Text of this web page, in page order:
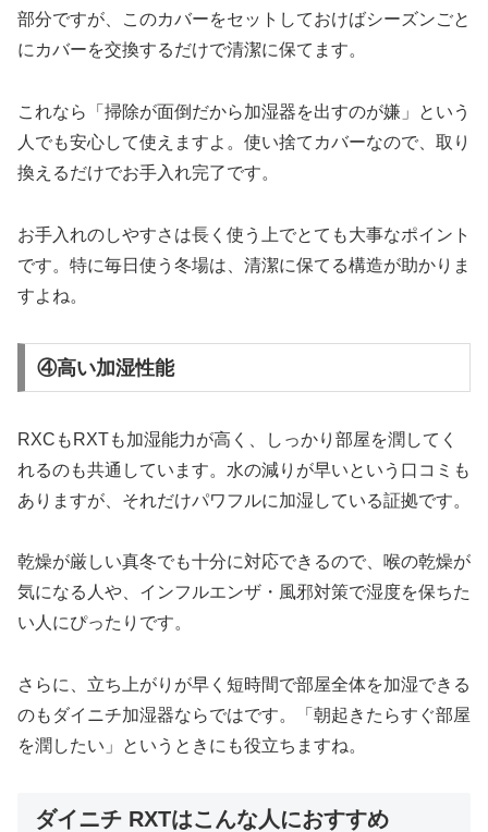
部分ですが、このカバーをセットしておけばシーズンごと
にカバーを交換するだけで清潔に保てます。
これなら「掃除が面倒だから加湿器を出すのが嫌」という
人でも安心して使えますよ。使い捨てカバーなので、取り
換えるだけでお手入れ完了です。
お手入れのしやすさは長く使う上でとても大事なポイント
です。特に毎日使う冬場は、清潔に保てる構造が助かりま
すよね。
④高い加湿性能
RXCもRXTも加湿能力が高く、しっかり部屋を潤してく
れるのも共通しています。水の減りが早いという口コミも
ありますが、それだけパワフルに加湿している証拠です。
乾燥が厳しい真冬でも十分に対応できるので、喉の乾燥が
気になる人や、インフルエンザ・風邪対策で湿度を保ちた
い人にぴったりです。
さらに、立ち上がりが早く短時間で部屋全体を加湿できる
のもダイニチ加湿器ならではです。「朝起きたらすぐ部屋
を潤したい」というときにも役立ちますね。
ダイニチ RXTはこんな人におすすめ